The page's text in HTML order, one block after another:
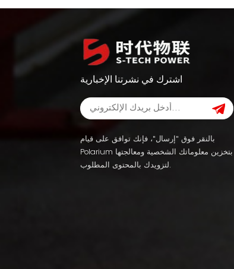
اشترك في نشرتنا الإخبارية
بالنقر فوق "إرسال"، فإنك توافق على قيام
Polarium بتخزين معلوماتك الشخصية ومعالجتها
لتزويدك بالمحتوى المطلوب.